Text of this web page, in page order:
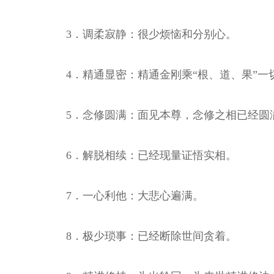
3．调柔寂静：很少烦恼和分别心。
4．精通显密：精通金刚乘“根、道、果”一
5．念修圆满：面见本尊，念修之相已经圆
6．解脱相续：已经现量证悟实相。
7．一心利他：大悲心遍满。
8．极少琐事：已经断除世间贪着。